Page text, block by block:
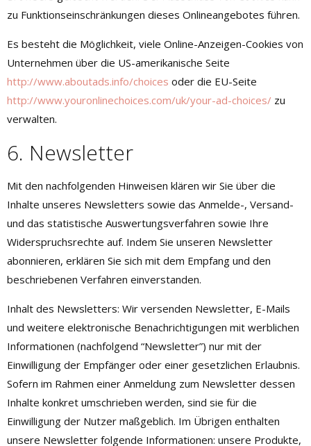
zu Funktionseinschränkungen dieses Onlineangebotes führen.
Es besteht die Möglichkeit, viele Online-Anzeigen-Cookies von
Unternehmen über die US-amerikanische Seite
http://www.aboutads.info/choices oder die EU-Seite
http://www.youronlinechoices.com/uk/your-ad-choices/ zu
verwalten.
6. Newsletter
Mit den nachfolgenden Hinweisen klären wir Sie über die
Inhalte unseres Newsletters sowie das Anmelde-, Versand-
und das statistische Auswertungsverfahren sowie Ihre
Widerspruchsrechte auf. Indem Sie unseren Newsletter
abonnieren, erklären Sie sich mit dem Empfang und den
beschriebenen Verfahren einverstanden.
Inhalt des Newsletters: Wir versenden Newsletter, E-Mails
und weitere elektronische Benachrichtigungen mit werblichen
Informationen (nachfolgend “Newsletter”) nur mit der
Einwilligung der Empfänger oder einer gesetzlichen Erlaubnis.
Sofern im Rahmen einer Anmeldung zum Newsletter dessen
Inhalte konkret umschrieben werden, sind sie für die
Einwilligung der Nutzer maßgeblich. Im Übrigen enthalten
unsere Newsletter folgende Informationen: unsere Produkte,